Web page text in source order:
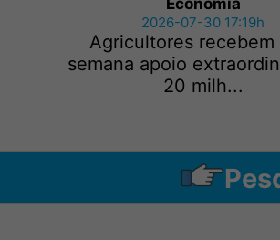
Economia
2026-07-30 17:19h
Agricultores recebem
semana apoio
20 milh...